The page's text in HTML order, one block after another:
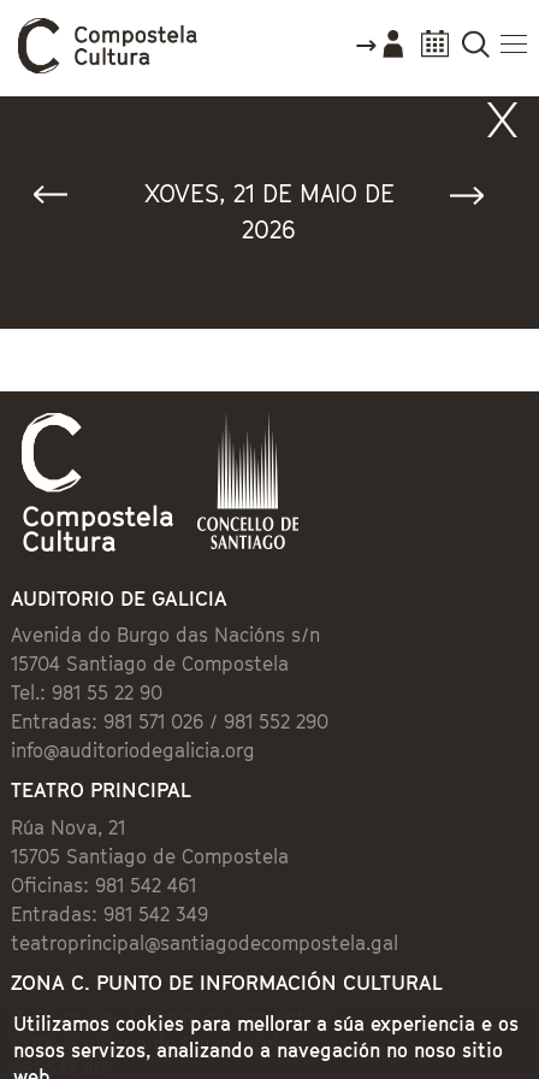
XOVES, 21 DE MAIO DE
2026
AUDITORIO DE GALICIA
Avenida do Burgo das Nacións s/n
15704 Santiago de Compostela
Tel.: 981 55 22 90
Entradas: 981 571 026 / 981 552 290
info@auditoriodegalicia.org
TEATRO PRINCIPAL
Rúa Nova, 21
15705 Santiago de Compostela
Oficinas: 981 542 461
Entradas: 981 542 349
teatroprincipal@santiagodecompostela.gal
ZONA C. PUNTO DE INFORMACIÓN CULTURAL
Preguntoiro, 1 (Praza de Cervantes)
15704 Santiago de Compostela
981 542 462
Utilizamos cookies para mellorar a súa experiencia e os
nosos servizos, analizando a navegación no noso sitio